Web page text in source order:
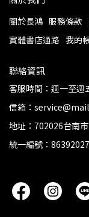
關於長鴻 服務條款
實體書店通路 我的
聯絡資訊
客服時間：週一至週
信箱：
地址：702026台南
統一編號：86392027